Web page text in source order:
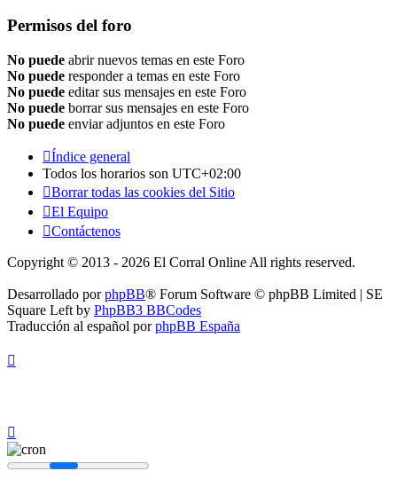
Permisos del foro
No puede abrir nuevos temas en este Foro
No puede responder a temas en este Foro
No puede editar sus mensajes en este Foro
No puede borrar sus mensajes en este Foro
No puede enviar adjuntos en este Foro
Índice general
Todos los horarios son UTC+02:00
Borrar todas las cookies del Sitio
El Equipo
Contáctenos
Copyright © 2013 - 2026 El Corral Online All rights reserved.
Desarrollado porphpBB® Forum Software © phpBB Limited | SE
Square Left by PhpBB3 BBCodes
Traducción al español porphpBB España